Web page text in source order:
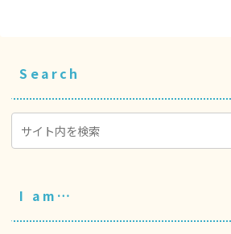
Search
I am…